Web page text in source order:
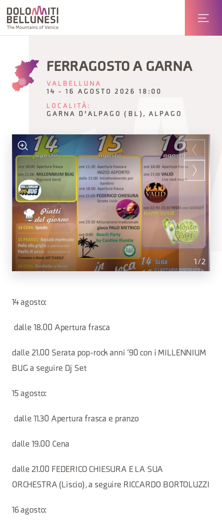
FERRAGOSTO A GARNA
VALBELLUNA
14 - 16 AGOSTO 2026 18:00
LOCALITÀ:
GARNA D'ALPAGO (BL), ALPAGO
1 /2
14 agosto:
dalle 18.00 Apertura frasca
dalle 21.00 Serata pop-rock anni ‘90 con i MILLENNIUM
BUG a seguire Dj Set
15 agosto:
dalle 11.30 Apertura frasca e pranzo
dalle 19.00 Cena
dalle 21.00 FEDERICO CHIESURA E LA SUA
ORCHESTRA (Liscio), a seguire RICCARDO BORTOLUZZI
16 agosto: